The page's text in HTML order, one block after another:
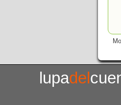
lupadel